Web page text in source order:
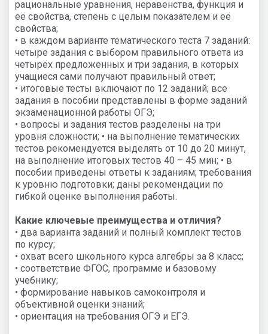
рациональные уравнения, неравенства, функция и
её свойства, степень с целым показателем и её
свойства;
• в каждом варианте тематического теста 7 заданий:
четыре задания с выбором правильного ответа из
четырёх предложенных и три задания, в которых
учащиеся сами получают правильный ответ;
• итоговые тесты включают по 12 заданий; все
задания в пособии представлены в форме заданий
экзаменационной работы ОГЭ;
• вопросы и задания тестов разделены на три
уровня сложности; • на выполнение тематических
тестов рекомендуется выделять от 10 до 20 минут,
на выполнение итоговых тестов 40 – 45 мин; • в
пособии приведены ответы к заданиям; требования
к уровню подготовки; даны рекомендации по
гибкой оценке выполнения работы.
Какие ключевые преимущества и отличия?
• два варианта заданий и полный комплект тестов
по курсу;
• охват всего школьного курса алгебры за 8 класс;
• соответствие ФГОС, программе и базовому
учебнику;
• формирование навыков самоконтроля и
объективной оценки знаний;
• ориентация на требования ОГЭ и ЕГЭ.